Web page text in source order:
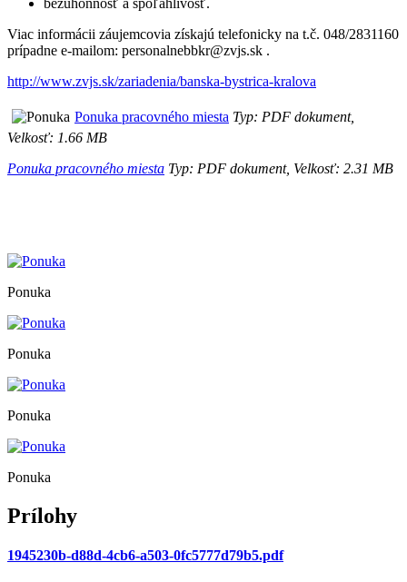
Viac informácii záujemcovia získajú telefonicky na t.č. 048/2831160
prípadne e-mailom: personalnebbkr@zvjs.sk .
http://www.zvjs.sk/zariadenia/banska-bystrica-kralova
Ponuka pracovného miesta Typ: PDF dokument,
Velkosť: 1.66 MB
Ponuka pracovného miesta Typ: PDF dokument, Velkosť: 2.31 MB
Ponuka
Ponuka
Ponuka
Ponuka
Prílohy
1945230b-d88d-4cb6-a503-0fc5777d79b5.pdf